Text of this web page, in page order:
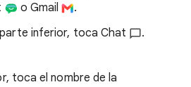
o Gmail
.
inferior, toca Chat
.
toca el nombre de la